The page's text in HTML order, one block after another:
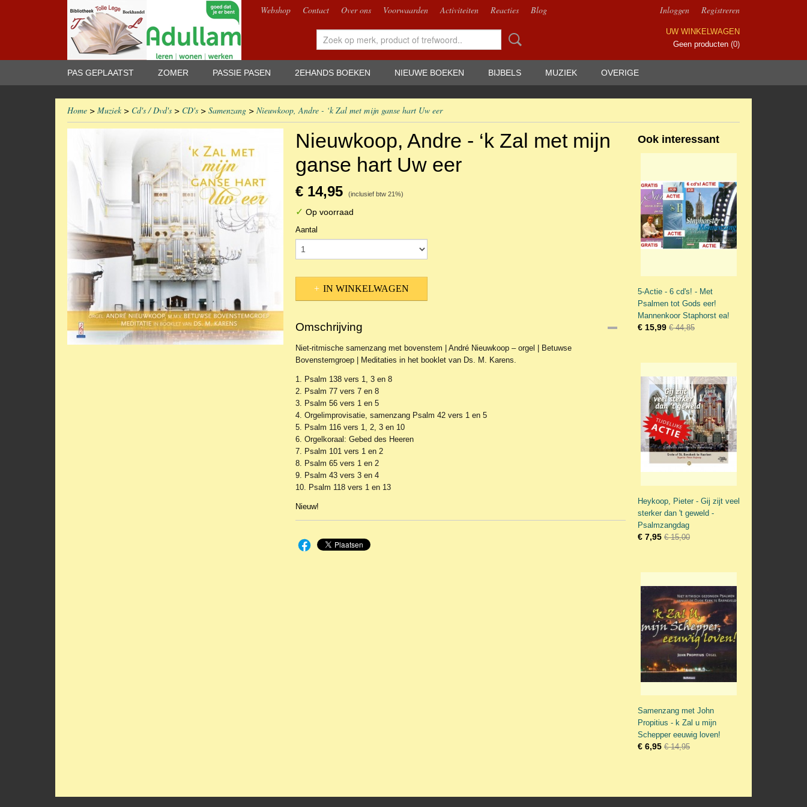
Webshop Contact Over ons Voorwaarden Activiteiten Reacties Blog Inloggen Registreren
UW WINKELWAGEN
Geen producten (0)
PAS GEPLAATST ZOMER PASSIE PASEN 2EHANDS BOEKEN NIEUWE BOEKEN BIJBELS MUZIEK OVERIGE
Home > Muziek> Cd's / Dvd's > CD's > Samenzang > Nieuwkoop, Andre - ‘k Zal met mijn ganse hart Uw eer
Nieuwkoop, Andre - ‘k Zal met mijn
ganse hart Uw eer
€ 14,95 (inclusief btw 21%)
✓ Op voorraad
Aantal
IN WINKELWAGEN
Omschrijving
Niet-ritmische samenzang met bovenstem | André Nieuwkoop – orgel | Betuwse
Bovenstemgroep | Meditaties in het booklet van Ds. M. Karens.
1. Psalm 138 vers 1, 3 en 8
2. Psalm 77 vers 7 en 8
3. Psalm 56 vers 1 en 5
4. Orgelimprovisatie, samenzang Psalm 42 vers 1 en 5
5. Psalm 116 vers 1, 2, 3 en 10
6. Orgelkoraal: Gebed des Heeren
7. Psalm 101 vers 1 en 2
8. Psalm 65 vers 1 en 2
9. Psalm 43 vers 3 en 4
10. Psalm 118 vers 1 en 13
Nieuw!
Ook interessant
5-Actie - 6 cd's! - Met
Psalmen tot Gods eer!
Mannenkoor Staphorst ea!
€ 15,99 € 44,85
Heykoop, Pieter - Gij zijt veel
sterker dan 't geweld -
Psalmzangdag
€ 7,95 € 15,00
Samenzang met John
Propitius - k Zal u mijn
Schepper eeuwig loven!
€ 6,95 € 14,95